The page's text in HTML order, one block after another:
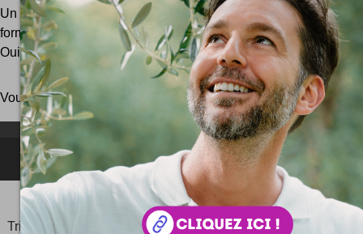
Un bien chouette et belle idée que voilà : des clés USB
forme caractéristique des bonnes vieilles pellicules
Oui, du temps de l'argentique, quand le numérique...
Vous pouvez aussi parcourir le blogau hasard!
NEWSLETTER FOR EVER !
©2006- 2025 JeudiPhoto.netleblog lifestylede
Tripnaux Content Manager, créateur du hashtag
#JeudiPhoto